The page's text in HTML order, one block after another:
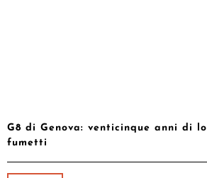
G8 di Genova: venticinque anni di
fumetti